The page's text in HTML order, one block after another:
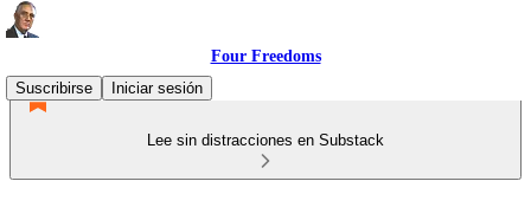
Four Freedoms
Suscribirse
Iniciar sesión
Lee sin distracciones en Substack